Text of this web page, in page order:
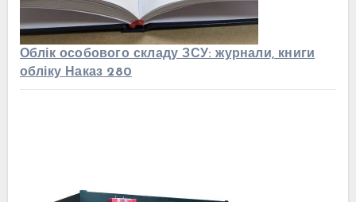
Облік особового складу ЗСУ: журнали, книги
обліку Наказ 280